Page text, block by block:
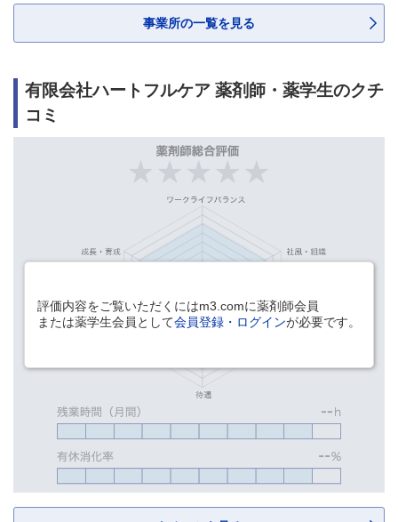
事業所の一覧を見る
有限会社ハートフルケア 薬剤師・薬学生のクチ
コミ
評価内容をご覧いただくにはm3.comに薬剤師会員
または薬学生会員として会員登録・ログインが必要です。